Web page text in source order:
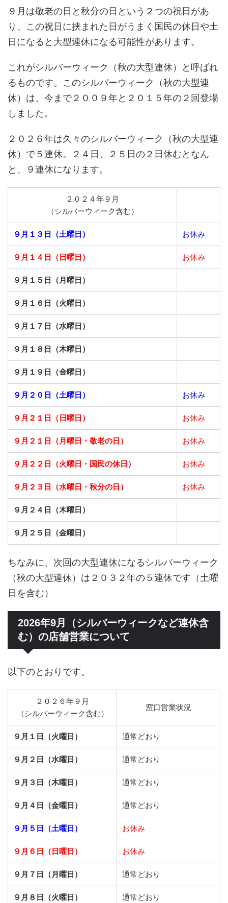
９月は敬老の日と秋分の日という２つの祝日があ
り、この祝日に挟まれた日がうまく国民の休日や土
日になると大型連休になる可能性があります。
これがシルバーウィーク（秋の大型連休）と呼ばれ
るものです。このシルバーウィーク（秋の大型連
休）は、今まで２００９年と２０１５年の２回登場
しました。
２０２６年は久々のシルバーウィーク（秋の大型連
休）で５連休。２４日、２５日の２日休むとなん
と、９連休になります。
２０２４年９月
（シルバーウィーク含む）
９月１３日（土曜日） お休み
９月１４日（日曜日） お休み
９月１５日（月曜日）
９月１６日（火曜日）
９月１７日（水曜日）
９月１８日（木曜日）
９月１９日（金曜日）
９月２０日（土曜日） お休み
９月２１日（日曜日） お休み
９月２１日（月曜日・敬老の日） お休み
９月２２日（火曜日・国民の休日） お休み
９月２３日（水曜日・秋分の日） お休み
９月２４日（木曜日）
９月２５日（金曜日）
ちなみに、次回の大型連休になるシルバーウィーク
（秋の大型連休）は２０３２年の５連休です（土曜
日を含む）
2026年9月（シルバーウィークなど連休含
む）の店舗営業について
以下のとおりです。
２０２６年９月
（シルバーウィーク含む）
窓口営業状況
９月１日（火曜日） 通常どおり
９月２日（水曜日） 通常どおり
９月３日（木曜日） 通常どおり
９月４日（金曜日） 通常どおり
９月５日（土曜日） お休み
９月６日（日曜日） お休み
９月７日（月曜日） 通常どおり
９月８日（火曜日） 通常どおり